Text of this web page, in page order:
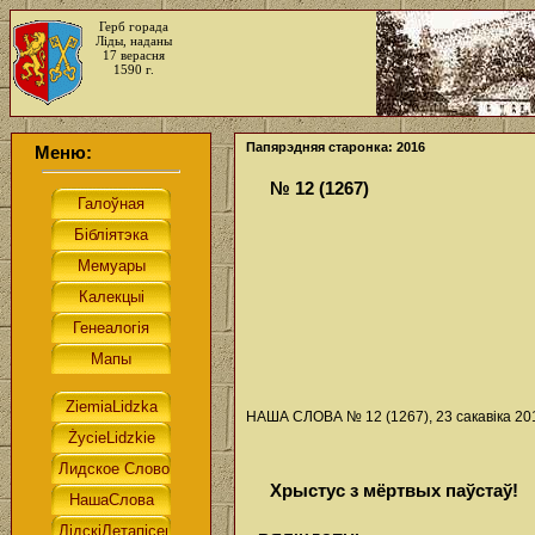
Герб горада
Ліды, наданы
17 верасня
1590 г.
Меню: Папярэдняя старонка: 2016
№ 12 (1267)
НАША СЛОВА № 12 (1267), 23 сакавіка
Хрыстус з мёртвых паўстаў!